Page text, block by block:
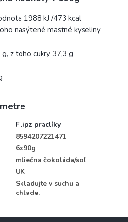
1988 kJ /473 kcal
nasýtené mastné kyseliny
g, z toho cukry 37,3 g
Flipz praclíky
8594207221471
6x90g
mliečna čokoláda/soľ
UK
Skladujte v suchu a
chlade.